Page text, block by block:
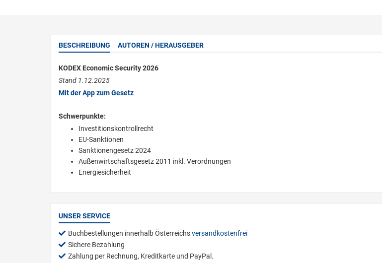
BESCHREIBUNG AUTOREN / HERAUSGEBER
KODEX Economic Security 2026
Stand 1.12.2025
Mit der App zum Gesetz
Schwerpunkte:
Investitionskontrollrecht
EU-Sanktionen
Sanktionengesetz 2024
Außenwirtschaftsgesetz 2011 inkl. Verordnungen
Energiesicherheit
UNSER SERVICE
Buchbestellungen innerhalb Österreichsversandkostenfrei
Sichere Bezahlung
Zahlung per Rechnung, Kreditkarte und PayPal.